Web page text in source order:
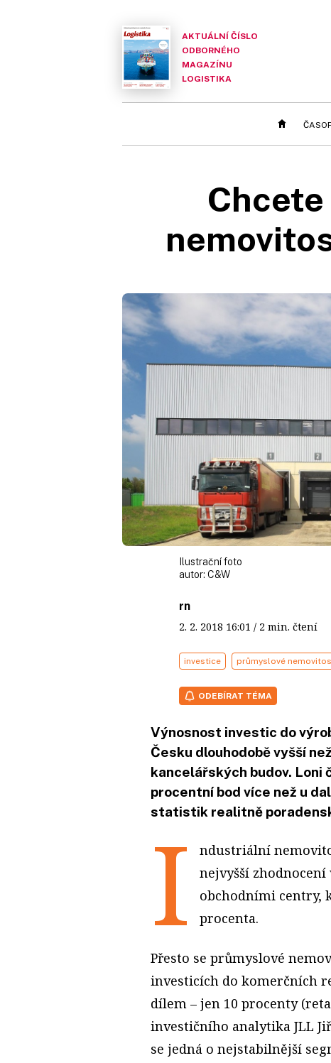
AKTUÁLNÍ ČÍSLO
ODBORNÉHO
MAGAZÍNU
LOGISTIKA
Ilustrační foto
autor: C&W
rn
2. 2. 2018 16:01 / 2 min. čtení
investice průmyslové
ODEBÍRAT TÉMA
Výnosnost investic do
Česku dlouhodobě vyšší
kancelářských budov. Loni
procentní bod více než u
statistik realitně
I
ndustriální
nejvyšší
obchodními centry,
procenta.
Přesto se průmyslové
investicích do komerčních
dílem – jen 10 procenty
investičního analytika JLL
se jedná o nejstabilnější